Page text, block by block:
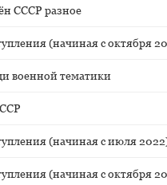
СССР разное
(начиная с октября
военной тематики
(начиная с июля
(начиная с октября